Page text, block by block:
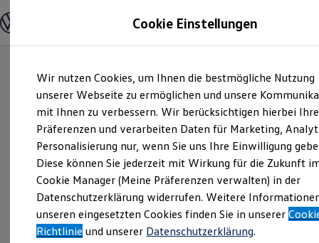
Hauptinhalt
springen
Footer
springen
Modelle und Konfigurator
Modelle vergleichen
Elektroautos
ENERGY Sondermodelle
Nutzfahrzeuge
SUV und CUV
Familienautos
Kombis
Kompaktwagen
Sportwagen
Schnell verfügbare Fahrzeuge
Angebote und Produkte
Aktuelle Angebote
E-Auto-Förderung
Volkswagen Marktplatz
Cookie Einstellungen
Wir nutzen Cookies, um Ihnen die bestmögliche Nutzung
unserer Webseite zu ermöglichen und unsere
mit Ihnen zu verbessern. Wir berücksichtigen hierbei Ihre
Präferenzen und verarbeiten Daten für Marketing,
Personalisierung nur, wenn Sie uns Ihre Einwilligung
Diese können Sie jederzeit mit Wirkung für die Zukunft
Cookie Manager (Meine Präferenzen verwalten) in der
Datenschutzerklärung widerrufen. Weitere
unseren eingesetzten Cookies finden Sie in unserer
Richtlinie und unserer Datenschutzerklärung.